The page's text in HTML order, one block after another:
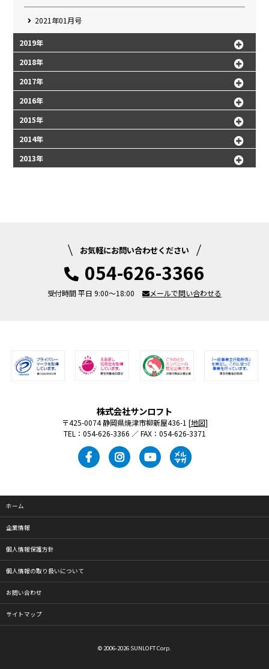
2021年01月号
2019年
2018年
2017年
2016年
2015年
2014年
2013年
お気軽にお問い合わせください
054-626-3366
受付時間 平日 9:00～18:00 メールで問い合わせる
株式会社サンロフト
〒425-0074 静岡県焼津市柳新屋436-1 [地図]
TEL：054-626-3366 ／ FAX：054-626-3371
ホーム
企業情報
個人情報保護方針
個人情報の取り扱いについて
お問い合わせ
サイトマップ
© 2006-2026 SUNLOFT Corp.